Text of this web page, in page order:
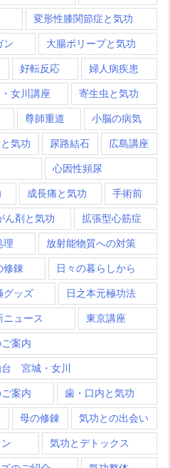
変形性膝関節症と気功
ン 大腸ポリープと気功
好転反応 婦人病疾患
女川講座 寄生虫と気功
尊師重道 小脳の病気
気功 尿路結石 広島講座
心因性頻尿
成長痛と気功 手術前
ん剤と気功 拡張型心筋症
理 放射能物質への対策
修錬 日々の暮らしから
グッズ 日之本元極功法
ニュース 東京講座
案内
宮城・女川
案内 歯・口内と気功
母の修錬 気功との出会い
気功とデトックス